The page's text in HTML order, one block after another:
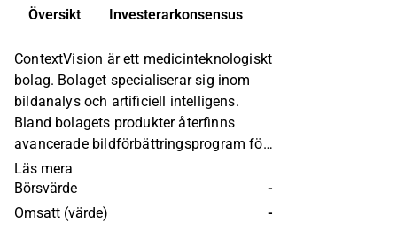
Börskalender
Utdelningskalender
Kommande och tidigare utdelningar
Portfölj
Inderes modellportfölj
Översikt Investerarkonsensus
ContextVision är ett medicinteknologiskt
bolag. Bolaget specialiserar sig inom
bildanalys och artificiell intelligens.
Bland bolagets produkter återfinns
avancerade bildförbättringsprogram för
ultraljud, MRI, röntgen och mammografi.
Programvarorna används av sjukhus
och forskningsinstitut på global nivå.
Läs mera
Börsvärde
-
Omsatt (värde)
-